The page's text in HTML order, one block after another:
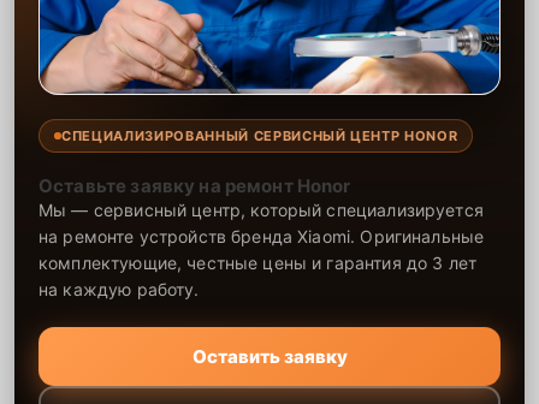
СПЕЦИАЛИЗИРОВАННЫЙ СЕРВИСНЫЙ ЦЕНТР HONOR
Оставьте заявку на ремонт Honor
Мы — сервисный центр, который специализируется
на ремонте устройств бренда Xiaomi. Оригинальные
комплектующие, честные цены и гарантия до 3 лет
на каждую работу.
Оставить заявку